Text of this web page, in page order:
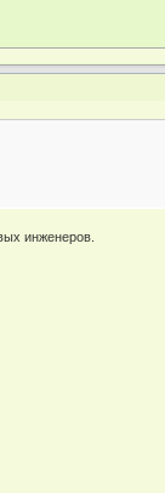
инженеров.